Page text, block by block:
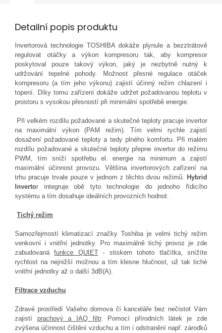
Detailní popis produktu
Invertorová technologie TOSHIBA dokáže plynule a bezztrátově
regulovat otáčky a výkon kompresoru tak, aby kompresor
poskytoval pouze takový výkon, jaký je nezbytně nutný k
udržování tepelné pohody. Možnost přesné regulace otáček
kompresoru (a tím jeho výkonu) zajistí účinný režim chlazení i
topení. Díky tomu zařízení dokáže udržet požadovanou teplotu v
prostoru s vysokou přesností při minimální spotřebě energie.
Při velkém rozdílu požadované a skutečné teploty pracuje invertor
na maximální výkon (PAM režim). Tím velmi rychle zajistí
dosažení požadované teploty a tedy plného komfortu. Při malém
rozdílu požadované a skutečné teploty přepne invertor do režimu
PWM, tím sníží spotřebu el. energie na minimum a zajistí
maximální účinnost provozu. Většina invertorových zařízení na
trhu pracuje trvale pouze v jednom z těchto dvou režimů. Hybrid
Invertor integruje obě tyto technologie do jednoho řídicího
systému a tím dosahuje ideálních provozních hodnot.
Tichý režim
Samozřejmostí klimatizací značky Toshiba je velmi tichý režim
venkovní i vnitřní jednotky. Pro maximálně tichý provoz je zde
zabudovanáfunkce QUIET- stiskem tohoto tlačítka, snížíte
rychlost na nejnižší možnou a tím klesne hlučnost, už tak tiché
vnitřní jednotky až o další 3dB(A).
Filtrace vzduchu
Zdravé prostředí Vašeho domova či kanceláře bez nečistot Vám
zajistí prachový a IAQ filtr. Pomocí přírodních látek je zde
zvýšena účinnost čištění vzduchu a tím i odstranění např. zárodků